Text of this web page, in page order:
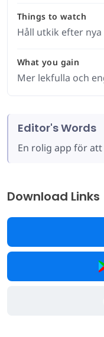
Things to watch
Håll utkik efter
What you gain
Mer lekfulla och
Editor's Words
En rolig app för
Download Links